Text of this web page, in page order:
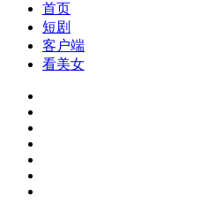
首页
短剧
客户端
看美女